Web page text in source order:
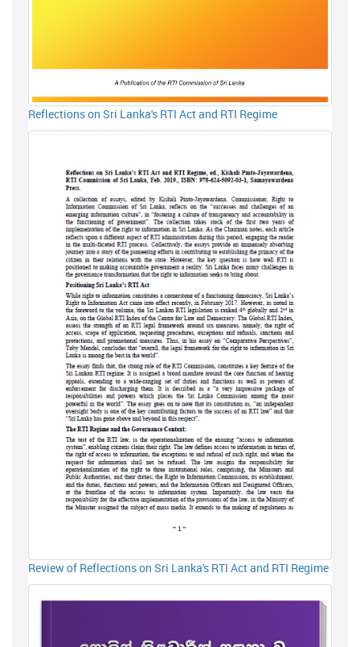
Reflections on Sri Lanka's RTI Act and RTI Regime
Review of Reflections on Sri Lanka's RTI Act and RTI Regime